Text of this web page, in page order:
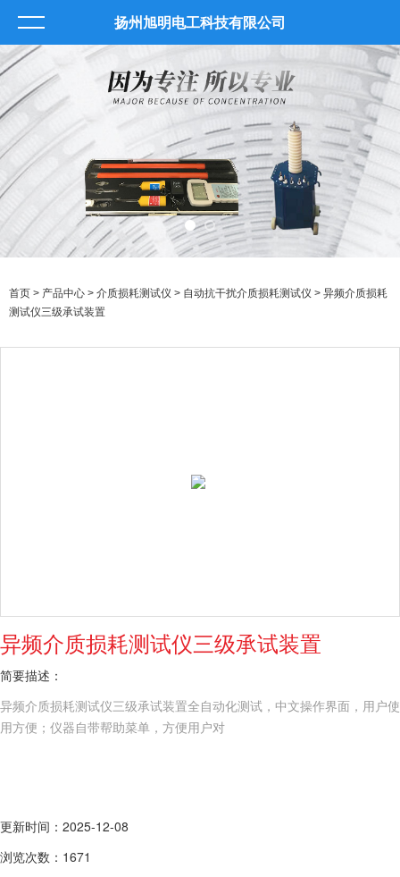
扬州旭明电工科技有限公司
首页 > 产品中心 > 介质损耗测试仪 > 自动抗干扰介质损耗测试仪 > 异频介质损耗
测试仪三级承试装置
异频介质损耗测试仪三级承试装置
简要描述：
异频介质损耗测试仪三级承试装置全自动化测试，中文操作界面，用户使
用方便；仪器自带帮助菜单，方便用户对
更新时间：2025-12-08
浏览次数：1671